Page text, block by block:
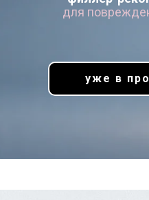
для
уже в